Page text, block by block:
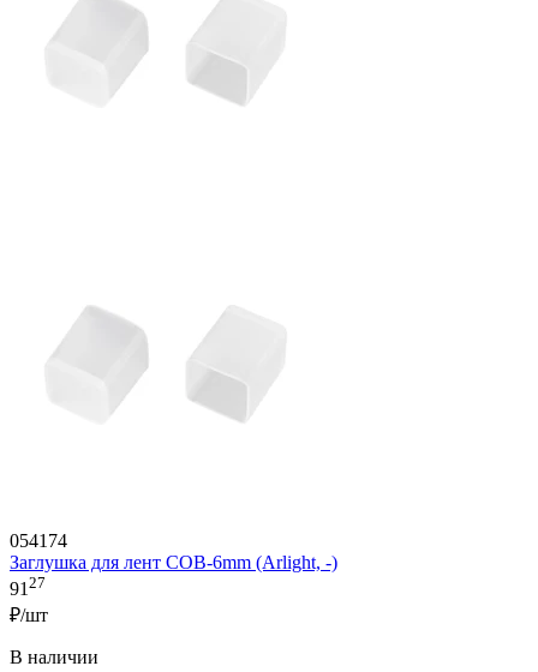
054174
Заглушка для лент COB-6mm (Arlight, -)
9127
₽/шт
В наличии